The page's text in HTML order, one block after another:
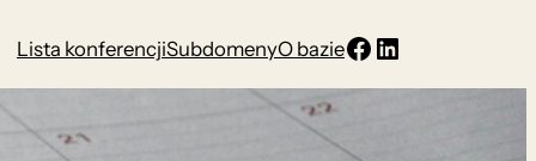
Lista konferencjiSubdomenyO bazieFacebook
LinkedIn